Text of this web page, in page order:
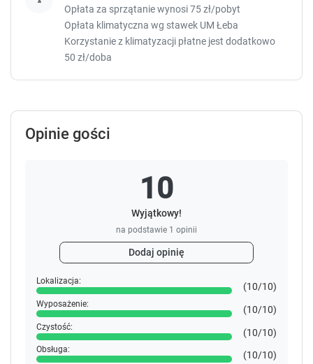
d
t
s
n
g
i
n
d
t
Opłata za sprzątanie wynosi 75 zł/pobyt
Opłata klimatyczna wg stawek UM Łeba
Korzystanie z klimatyzacji płatne jest dodatkowo
50 zł/doba
Opinie gości
10
Wyjątkowy!
na podstawie 1 opinii
Dodaj opinię
Lokalizacja: (10/10)
Wyposażenie: (10/10)
Czystość: (10/10)
Obsługa: (10/10)